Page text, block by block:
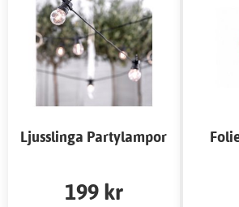
Ljusslinga Partylampor
199 kr